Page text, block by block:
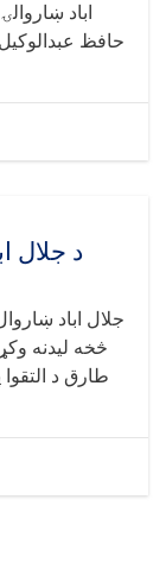
اباد
حافظ
د جلال
څخه لیدنه
طارق د